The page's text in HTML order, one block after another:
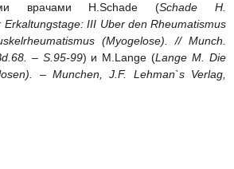
врачами H.Schade (Schade H.
Erkaltungstage: III Uber den Rheumatismus
(Myogelose). // Munch.
– S.95-99) и M.Lange (Lange M. Die
– Munchen, J.F. Lehman`s Verlag,